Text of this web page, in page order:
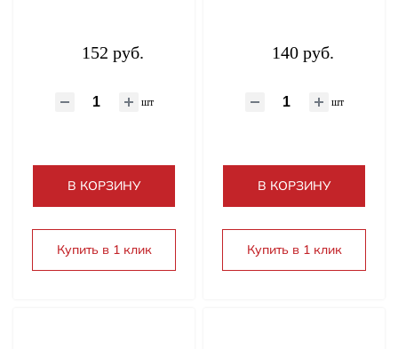
152 руб.
шт
В КОРЗИНУ
Купить в 1 клик
140 руб.
шт
В КОРЗИНУ
Купить в 1 клик